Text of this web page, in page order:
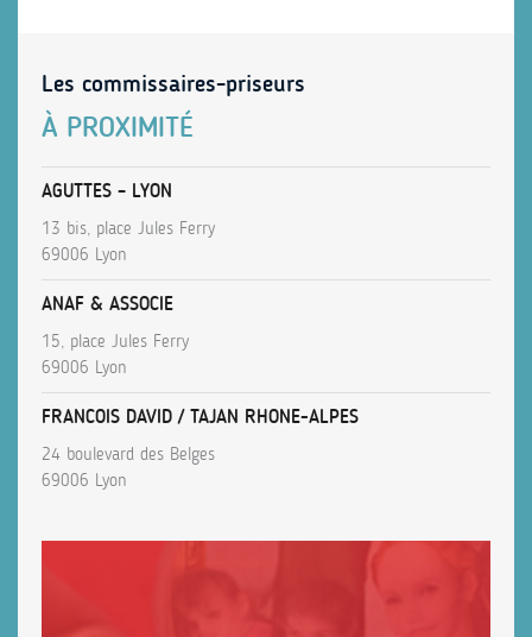
Les commissaires-priseurs
À PROXIMITÉ
AGUTTES – LYON
13 bis, place Jules Ferry
69006 Lyon
ANAF & ASSOCIE
15, place Jules Ferry
69006 Lyon
FRANCOIS DAVID / TAJAN RHONE-ALPES
24 boulevard des Belges
69006 Lyon